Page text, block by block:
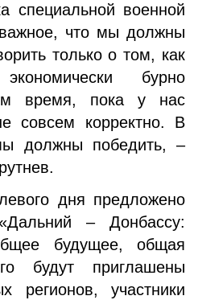
военной
что мы должны
только о том, как
бурно
время, пока у нас
совсем корректно. В
должны победить, –
дня предложено
– Донбассу:
будущее, общая
будут приглашены
регионов, участники